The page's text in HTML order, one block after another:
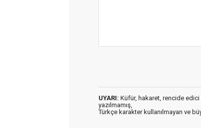
UYARI: Küfür, hakaret, rencide edici
yazılmamış,
Türkçe karakter kullanılmayan ve